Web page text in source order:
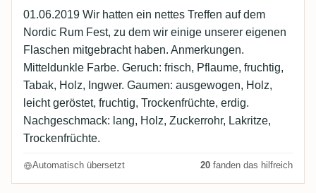
01.06.2019 Wir hatten ein nettes Treffen auf dem
Nordic Rum Fest, zu dem wir einige unserer eigenen
Flaschen mitgebracht haben. Anmerkungen.
Mitteldunkle Farbe. Geruch: frisch, Pflaume, fruchtig,
Tabak, Holz, Ingwer. Gaumen: ausgewogen, Holz,
leicht geröstet, fruchtig, Trockenfrüchte, erdig.
Nachgeschmack: lang, Holz, Zuckerrohr, Lakritze,
Trockenfrüchte.
Automatisch übersetzt 20 fanden das hilfreich